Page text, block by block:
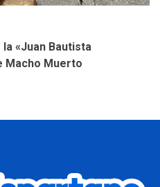
«Juan Bautista
Macho Muerto